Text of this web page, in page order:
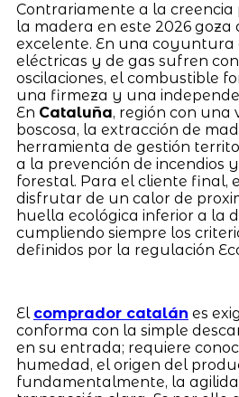
Contrariamente a la creencia
la madera en este 2026 goza
excelente. En una coyuntura
eléctricas y de gas sufren
oscilaciones, el combustible
una firmeza y una
En Cataluña, región con una
boscosa, la extracción de
herramienta de gestión
a la prevención de incendios
forestal. Para el cliente final,
disfrutar de un calor de
huella ecológica inferior a la
cumpliendo siempre los
definidos por la regulación
El comprador catalán es
conforma con la simple
en su entrada; requiere
humedad, el origen del
fundamentalmente, la